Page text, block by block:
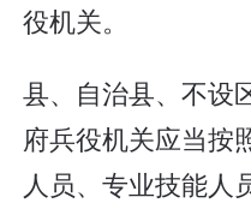
役机关。
县、自治县、不设
府兵役机关应当按
人员、专业技能人